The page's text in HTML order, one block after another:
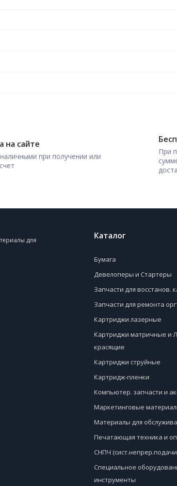
на сайте
при получении или
При
для
Каталог
Бумага
Девелоперы и Стартеры
Запчасти для восстанов.
Запчасти для ремонта
Картриджи лазерные
Картриджи матричные и
красящие
Картриджи струйные
Картридж-пленки
Компьютер. запчасти и
Маркетинговые
Материалы для
Печатающая техника и
СНПЧ
Специальное
инструменты